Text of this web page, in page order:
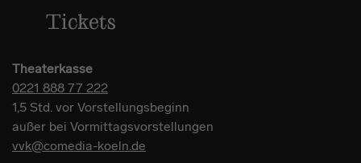
Tickets
Theaterkasse
0221 888 77 222
1,5 Std. vor Vorstellungsbeginn
außer bei Vormittagsvorstellungen
vvk@comedia-koeln.de